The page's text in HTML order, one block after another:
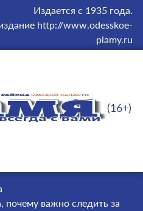
Издается с 1935 года.
http://www.odesskoe-
plamy.ru
(16+)
почему важно следить за